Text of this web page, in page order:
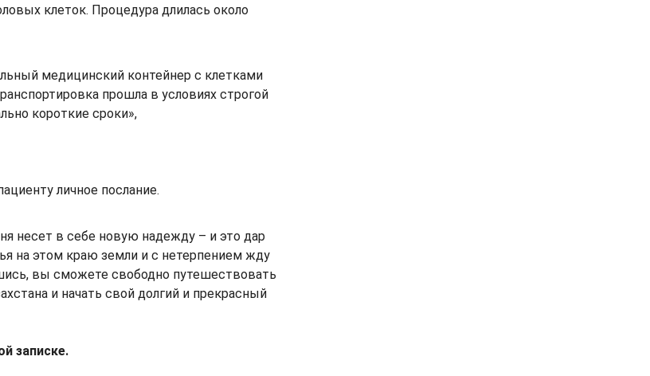
клеток. Процедура длилась около
медицинский контейнер с клетками
прошла в условиях строгой
короткие сроки»,
личное послание.
несет в себе новую надежду – и это дар
на этом краю земли и с нетерпением жду
вы сможете свободно путешествовать
и начать свой долгий и прекрасный
записке.